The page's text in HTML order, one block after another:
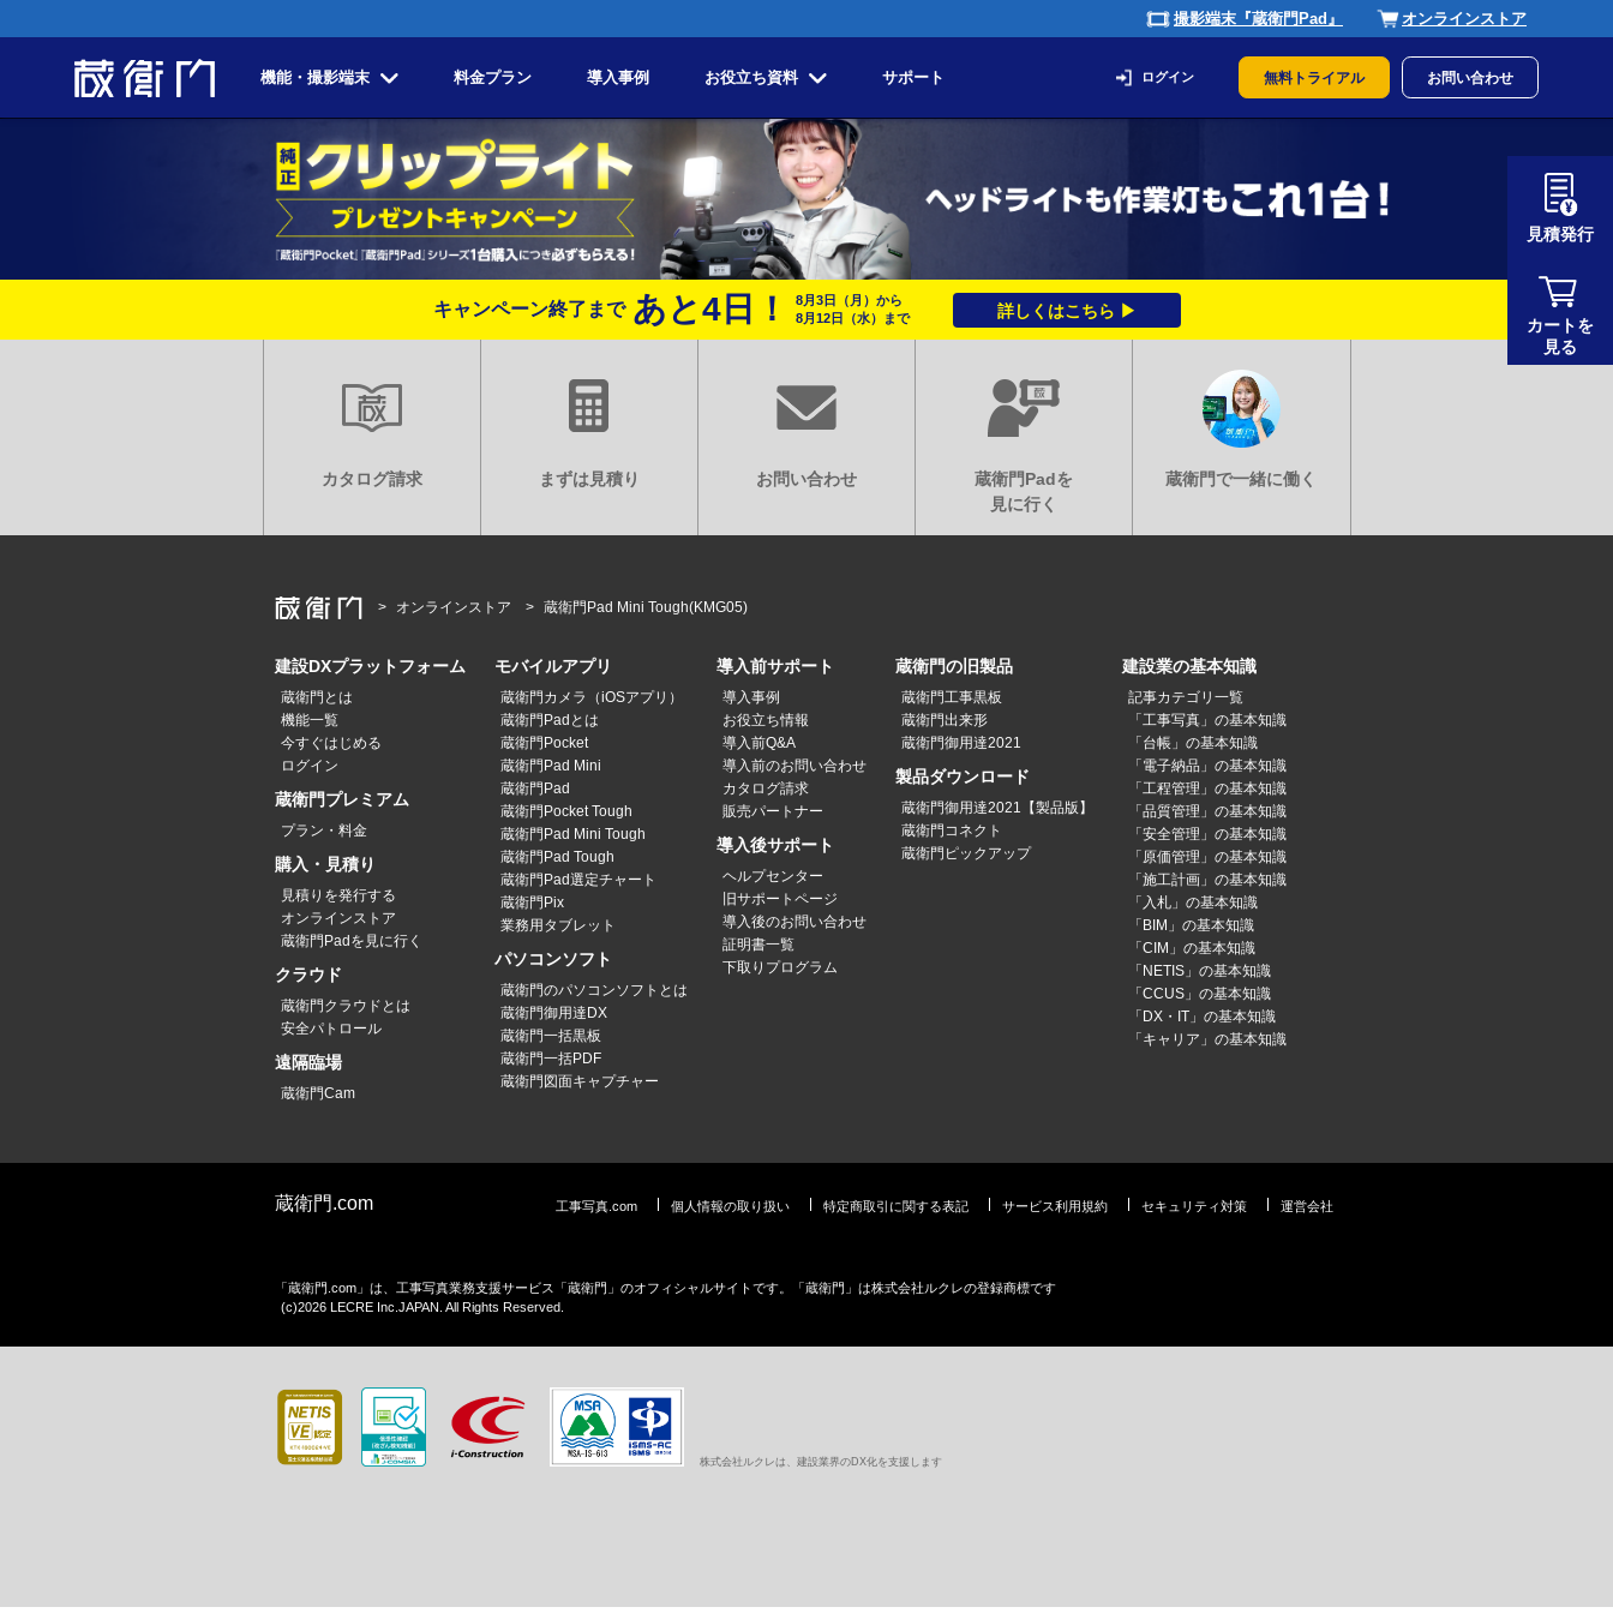
撮影端末『蔵衛門Pad』 オンラインストア
機能・撮影端末 料金プラン 導入事例 お役立ち資料 サポート ログイン 無料トライアル お問い合わせ
キャンペーン終了まで あと4日！ 8月3日 （月） から
8月12日
（水） まで 詳しくはこちら ▶
カタログ請求 まずは見積り お問い合わせ
蔵衛門Padを
見に行く
オンラインストア 蔵衛門Pad Mini Tough(KMG05)
見積発行
カートを
見る
建設DXプラットフォーム
蔵衛門とは
機能一覧
今すぐはじめる
ログイン
蔵衛門プレミアム
プラン・料金
購入・見積り
見積りを発行する
オンラインストア
蔵衛門Padを見に行く
クラウド
蔵衛門クラウドとは
安全パトロール
遠隔臨場
蔵衛門Cam
モバイルアプリ
蔵衛門カメラ（iOSアプリ）
蔵衛門Padとは
蔵衛門Pocket
蔵衛門Pad Mini
蔵衛門Pad
蔵衛門Pocket Tough
蔵衛門Pad Mini Tough
蔵衛門Pad Tough
蔵衛門Pad選定チャート
蔵衛門Pix
業務用タブレット
パソコンソフト
蔵衛門のパソコンソフトとは
蔵衛門御用達DX
蔵衛門一括黒板
蔵衛門一括PDF
蔵衛門図面キャプチャー
導入前サポート
導入事例
お役立ち情報
導入前Q&A
導入前のお問い合わせ
カタログ請求
販売パートナー
導入後サポート
ヘルプセンター
旧サポートページ
導入後のお問い合わせ
証明書一覧
下取りプログラム
蔵衛門の旧製品
蔵衛門工事黒板
蔵衛門出来形
蔵衛門御用達2021
製品ダウンロード
蔵衛門御用達2021【製品版】
蔵衛門コネクト
蔵衛門ピックアップ
建設業の基本知識
記事カテゴリ一覧
「工事写真」の基本知識
「台帳」の基本知識
「電子納品」の基本知識
「工程管理」の基本知識
「品質管理」の基本知識
「安全管理」の基本知識
「原価管理」の基本知識
「施工計画」の基本知識
「入札」の基本知識
「BIM」の基本知識
「CIM」の基本知識
「NETIS」の基本知識
「CCUS」の基本知識
「DX・IT」の基本知識
「キャリア」の基本知識
蔵衛門.com 工事写真.com 個人情報の取り扱い 特定商取引に関する表記 サービス利用規約 セキュリティ対策 運営会社
「蔵衛門.com」は、工事写真業務支援サービス「蔵衛門」のオフィシャルサイトです。「蔵衛門」は株式会社ルクレの登録商標です
(c)2026 LECRE Inc.JAPAN. All Rights Reserved.
株式会社ルクレは、建設業界のDX化を支援します